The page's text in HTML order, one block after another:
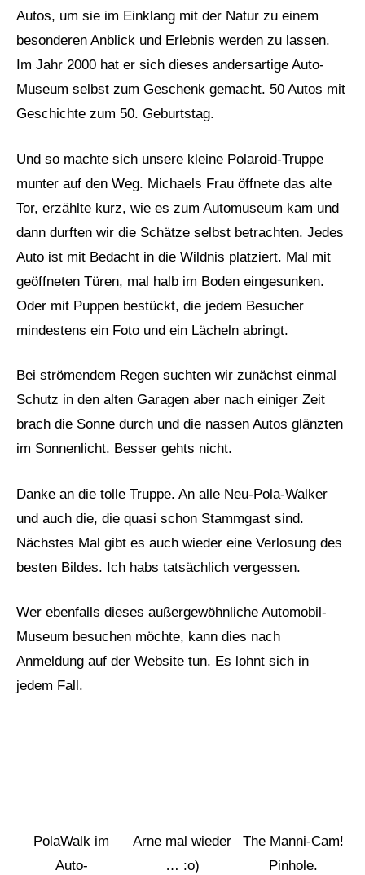
Autos, um sie im Einklang mit der Natur zu einem
besonderen Anblick und Erlebnis werden zu lassen.
Im Jahr 2000 hat er sich dieses andersartige Auto-
Museum selbst zum Geschenk gemacht. 50 Autos mit
Geschichte zum 50. Geburtstag.
Und so machte sich unsere kleine Polaroid-Truppe
munter auf den Weg. Michaels Frau öffnete das alte
Tor, erzählte kurz, wie es zum Automuseum kam und
dann durften wir die Schätze selbst betrachten. Jedes
Auto ist mit Bedacht in die Wildnis platziert. Mal mit
geöffneten Türen, mal halb im Boden eingesunken.
Oder mit Puppen bestückt, die jedem Besucher
mindestens ein Foto und ein Lächeln abringt.
Bei strömendem Regen suchten wir zunächst einmal
Schutz in den alten Garagen aber nach einiger Zeit
brach die Sonne durch und die nassen Autos glänzten
im Sonnenlicht. Besser gehts nicht.
Danke an die tolle Truppe. An alle Neu-Pola-Walker
und auch die, die quasi schon Stammgast sind.
Nächstes Mal gibt es auch wieder eine Verlosung des
besten Bildes. Ich habs tatsächlich vergessen.
Wer ebenfalls dieses außergewöhnliche Automobil-
Museum besuchen möchte, kann dies nach
Anmeldung auf der Website tun. Es lohnt sich in
jedem Fall.
PolaWalk im
Auto-
Arne mal wieder
… :o)
The Manni-Cam!
Pinhole.